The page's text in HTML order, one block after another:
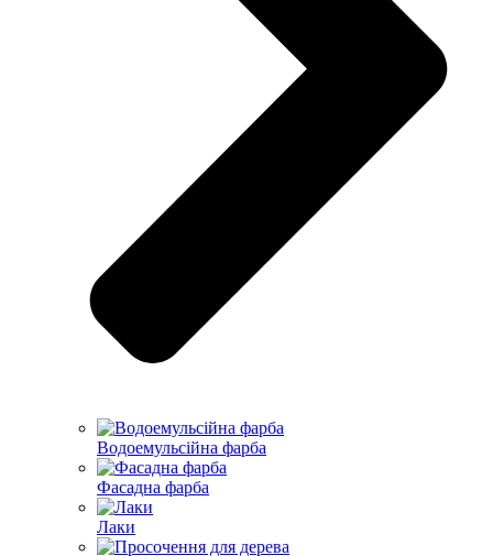
Водоемульсійна фарба
Фасадна фарба
Лаки